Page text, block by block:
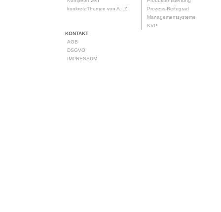
konkreteThemen von A...Z
Prozess-Reifegrad
Managementsysteme
KVP
KONTAKT
AGB
DSGVO
IMPRESSUM